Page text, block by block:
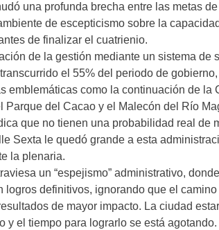
una profunda brecha entre las metas
de escepticismo sobre la
de finalizar el cuatrienio.
de la gestión mediante un sistema de
el 55% del periodo de
emblemáticas como la continuación de la
Parque del Cacao y el Malecón del Río
que no tienen una probabilidad real de
Sexta le quedó grande a esta
la plenaria.
un “espejismo” administrativo,
logros definitivos, ignorando que el
de mayor impacto. La ciudad
y el tiempo para lograrlo se está agotando.